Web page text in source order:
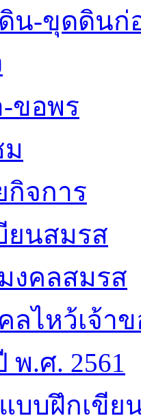
น-ขุดดินก่
-ขอพร
กิจการ
ยนสมรส
งคลสมรส
ลไหว้เจ้า
พ.ศ. 2561
บบฝึกเขีย